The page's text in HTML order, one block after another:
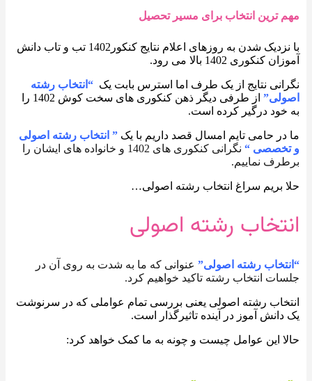
مهم ترین انتخاب برای مسیر تحصیل
با نزدیک شدن به روزهای اعلام نتایج کنکور1402 تب و تاب دانش
آموزان کنکوری 1402 بالا می رود.
نگرانی نتایج از یک طرف اما استرس بابت یک “انتخاب رشته
اصولی”
از طرفی دیگر ذهن کنکوری های سخت کوش 1402 را
به خود درگیر کرده است.
ما در حامی تایم امسال قصد داریم با یک ” انتخاب رشته اصولی
و تخصصی “
نگرانی کنکوری های 1402 و خانواده های ایشان را
برطرف نماییم.
حلا بریم سراغ انتخاب رشته اصولی…
انتخاب رشته اصولی
“انتخاب رشته اصولی” عنوانی که ما به شدت به روی آن در
جلسات انتخاب رشته تاکید خواهیم کرد.
انتخاب رشته اصولی یعنی بررسی تمام عواملی که در سرنوشت
یک دانش آموز در آینده تاثیرگذار است.
حالا این عوامل چیست و چونه به ما کمک خواهد کرد: